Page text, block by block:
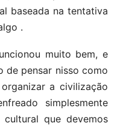
baseada na tentativa
.
muito bem, e
de pensar nisso como
a civilização
simplesmente
que devemos